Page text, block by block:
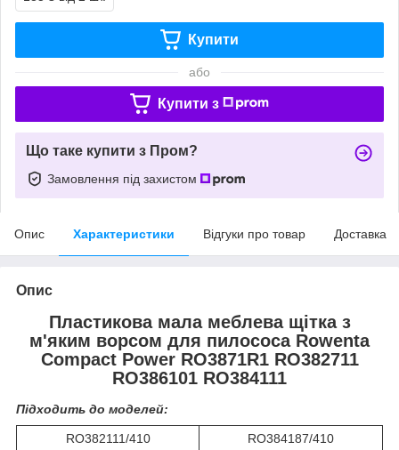
Купити
або
Купити з
Що таке купити з Пром?
Замовлення під захистом
Опис Характеристики Відгуки про товар Доставка
Опис
Пластикова мала меблева щітка з
м'яким ворсом для пилососа Rowenta
Compact Power RO3871R1 RO382711
RO386101 RO384111
Підходить до моделей:
RO382111/410
RO384187/410